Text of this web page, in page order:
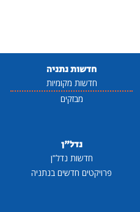
חדשות נתניה
חדשות מקומיות
מבזקים
נדל"ן
חדשות נדל"ן
פרויקטים חדשים בנתניה